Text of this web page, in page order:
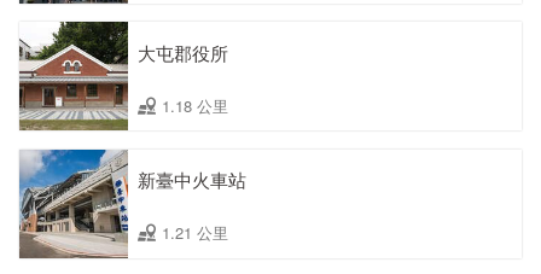
大屯郡役所
1.18 公里
新臺中火車站
1.21 公里